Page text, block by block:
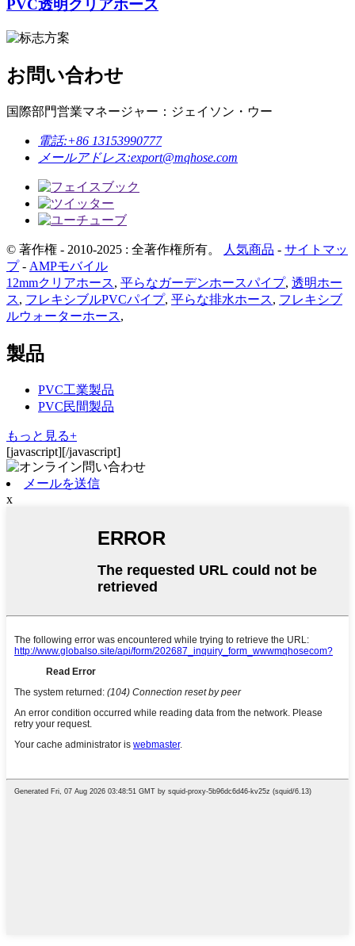
PVC透明クリアホース
お問い合わせ
国際部門営業マネージャー：ジェイソン・ウー
電話:+86 13153990777
メールアドレス:export@mqhose.com
© 著作権 - 2010-2025 : 全著作権所有。 人気商品 - サイトマッ
プ- AMPモバイル
12mmクリアホース, 平らなガーデンホースパイプ, 透明ホー
ス, フレキシブルPVCパイプ, 平らな排水ホース, フレキシブ
ルウォーターホース,
製品
PVC工業製品
PVC民間製品
もっと見る+
[javascript][/javascript]
メールを送信
x